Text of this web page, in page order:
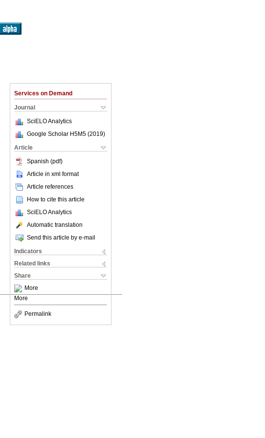
Services on Demand
Journal
SciELO Analytics
Google Scholar H5M5 (2019)
Article
Spanish (pdf)
Article in xml format
Article references
How to cite this article
SciELO Analytics
Automatic translation
Send this article by e-mail
Indicators
Related links
Share
More
More
Permalink